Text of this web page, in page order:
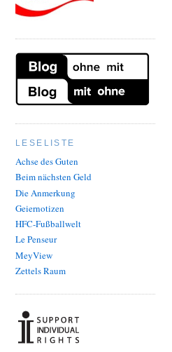
LESELISTE
Achse des Guten
Beim nächsten Geld
Die Anmerkung
Geiernotizen
HFC-Fußballwelt
Le Penseur
MeyView
Zettels Raum